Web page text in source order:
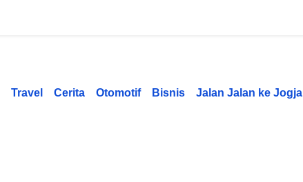
Travel Cerita Otomotif Bisnis Jalan Jalan ke Jogja